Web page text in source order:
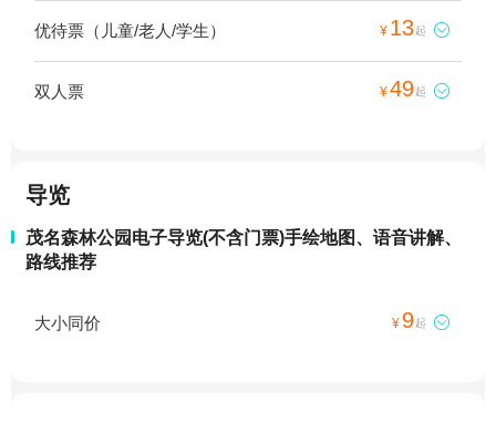
优待票（儿童/老人/学生） ¥ 13起 
双人票 ¥49起 
导览
茂名森林公园电子导览(不含门票)手绘地图、语音讲解、
路线推荐
大小同价 ¥ 9起 